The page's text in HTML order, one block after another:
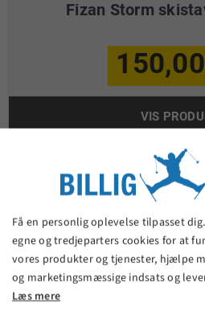
Fizan Storm
VIS
Få en personlig oplevelse tilpasset
egne og tredjeparters cookies for at
vores produkter og tjenester, hjælpe
og marketingsmæssige indsats og
Læs mere